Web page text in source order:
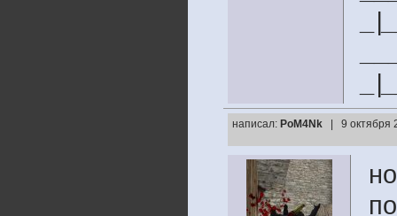
написал: PoM4Nk | 9 октября